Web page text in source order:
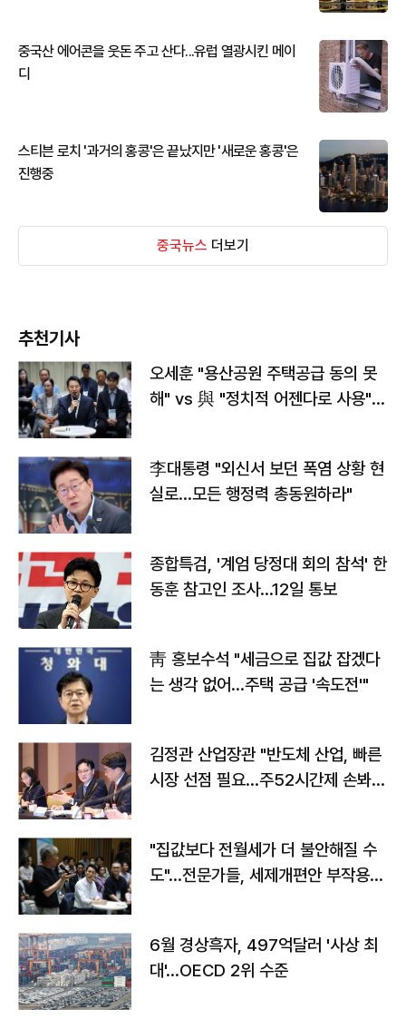
중국산 에어콘을 웃돈 주고 산다...유럽 열광시킨 메이
디
스티븐 로치 '과거의 홍콩'은 끝났지만 '새로운 홍콩'은
진행중
중국뉴스 더보기
추천기사
오세훈 "용산공원 주택공급 동의 못
해" vs 與 "정치적 어젠다로 사용"
李대통령 "외신서 보던 폭염 상황 현
실로…모든 행정력 총동원하라"
종합특검, '계엄 당정대 회의 참석' 한
동훈 참고인 조사...12일 통보
靑 홍보수석 "세금으로 집값 잡겠다
는 생각 없어…주택 공급 '속도전'"
김정관 산업장관 "반도체 산업, 빠른
시장 선점 필요…주52시간제 손봐
"집값보다 전월세가 더 불안해질 수
도"…전문가들, 세제개편안 부작용
6월 경상흑자, 497억달러 '사상 최
대'…OECD 2위 수준